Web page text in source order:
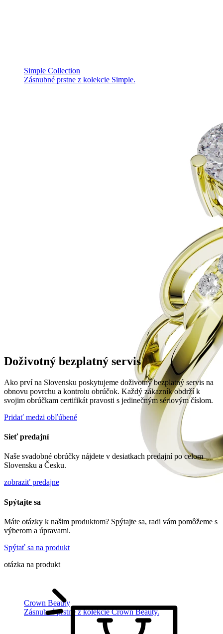
Simple Collection
Zásnubné prstne z kolekcie Simple.
Crown Beauty
Zásnubné prstne z kolekcie Crown Beauty.
Doživotný bezplatný servis
Ako prví na Slovensku poskytujeme doživotný bezplatný servis na
obnovu povrchu a kontrolu obrúčok. Každý zákazník obdrží k
svojim obrúčkam certifikát pravosti s jedinečným sériovým číslom.
Pridať medzi obľúbené
Sieť predajní
Naše svadobné obrúčky nájdete v desiatkach predajní po celom
Slovensku a Česku.
zobraziť predajne
Spýtajte sa
Máte otázky k našim produktom? Spýtajte sa, radi vám pomôžeme s
výberom a úpravami.
Spýtať sa na produkt
otázka na produkt